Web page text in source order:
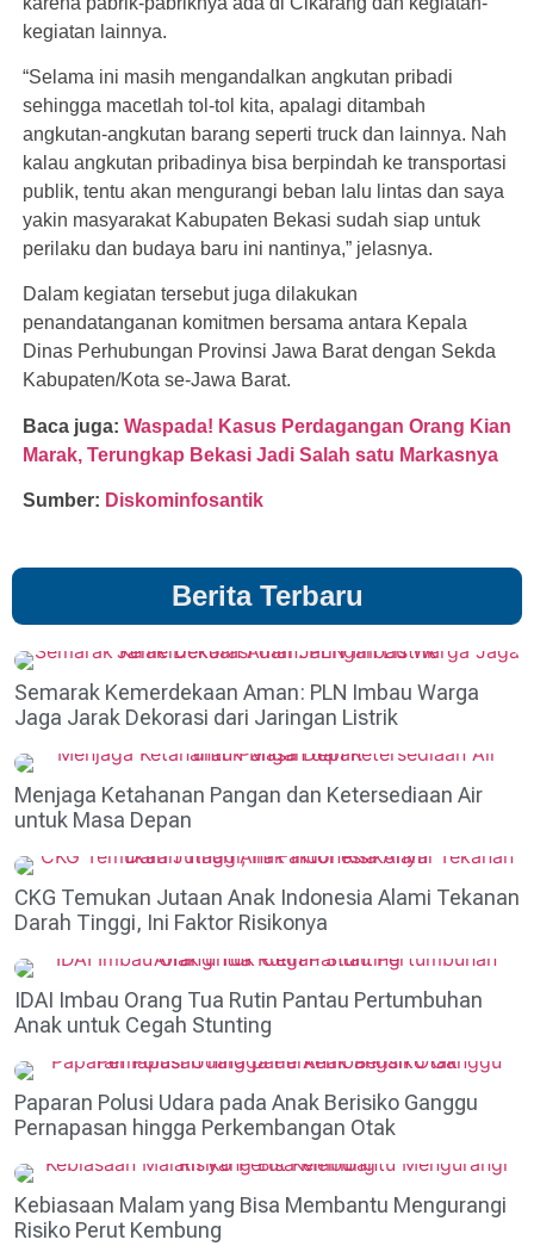
kegiatan lainnya.
“Selama ini masih mengandalkan angkutan pribadi
sehingga macetlah tol-tol kita, apalagi ditambah
angkutan-angkutan barang seperti truck dan lainnya. Nah
kalau angkutan pribadinya bisa berpindah ke transportasi
publik, tentu akan mengurangi beban lalu lintas dan saya
yakin masyarakat Kabupaten Bekasi sudah siap untuk
perilaku dan budaya baru ini nantinya,” jelasnya.
Dalam kegiatan tersebut juga dilakukan
penandatanganan komitmen bersama antara Kepala
Dinas Perhubungan Provinsi Jawa Barat dengan Sekda
Kabupaten/Kota se-Jawa Barat.
Baca juga: Waspada! Kasus Perdagangan Orang Kian
Marak, Terungkap Bekasi Jadi Salah satu Markasnya
Sumber: Diskominfosantik
Berita Terbaru
Semarak Kemerdekaan Aman: PLN Imbau Warga
Jaga Jarak Dekorasi dari Jaringan Listrik
Menjaga Ketahanan Pangan dan Ketersediaan Air
untuk Masa Depan
CKG Temukan Jutaan Anak Indonesia Alami Tekanan
Darah Tinggi, Ini Faktor Risikonya
IDAI Imbau Orang Tua Rutin Pantau Pertumbuhan
Anak untuk Cegah Stunting
Paparan Polusi Udara pada Anak Berisiko Ganggu
Pernapasan hingga Perkembangan Otak
Kebiasaan Malam yang Bisa Membantu Mengurangi
Risiko Perut Kembung